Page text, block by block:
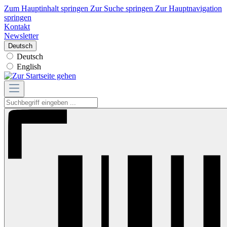
Zum Hauptinhalt springen Zur Suche springen Zur Hauptnavigation
springen
Kontakt
Newsletter
Deutsch
Deutsch
English